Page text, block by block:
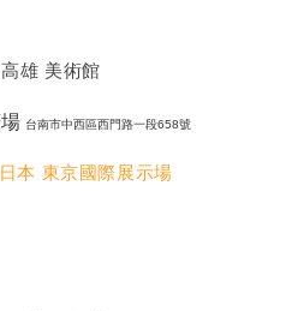
雄 美術館
台南市中西區西門路一段658號
本 東京國際展示場